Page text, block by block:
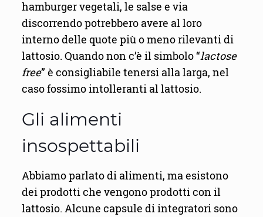
hamburger vegetali, le salse e via
discorrendo potrebbero avere al loro
interno delle quote più o meno rilevanti di
lattosio. Quando non c’è il simbolo “lactose
free” è consigliabile tenersi alla larga, nel
caso fossimo intolleranti al lattosio.
Gli alimenti
insospettabili
Abbiamo parlato di alimenti, ma esistono
dei prodotti che vengono prodotti con il
lattosio. Alcune capsule di integratori sono